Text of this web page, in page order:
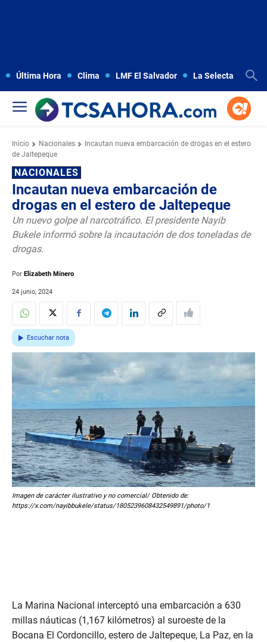
Última Hora Clima LMF El Salvador La Selecta
Inicio Nacionales
Incautan nueva embarcación de drogas en el estero
de Jaltepeque
NACIONALES
Incautan nueva embarcación de
drogas en el estero de Jaltepeque
Un nuevo golpe al narcotráfico. El presidente Nayib
Bukele informó sobre la incautación de dos toneladas de
drogas.
Por Elizabeth Minero
24 junio, 2024
Escuchar nota
Imagen de carácter ilustrativo y no comercial/ Obtenido de:
https://x.com/nayibbukele/status/1805239608432549891/photo/1
La Marina Nacional interceptó una embarcación a 630
millas náuticas (1,167 kilómetros) al suroeste de la
Bocana El Cordoncillo, estero de Jaltepeque, La Paz, en la